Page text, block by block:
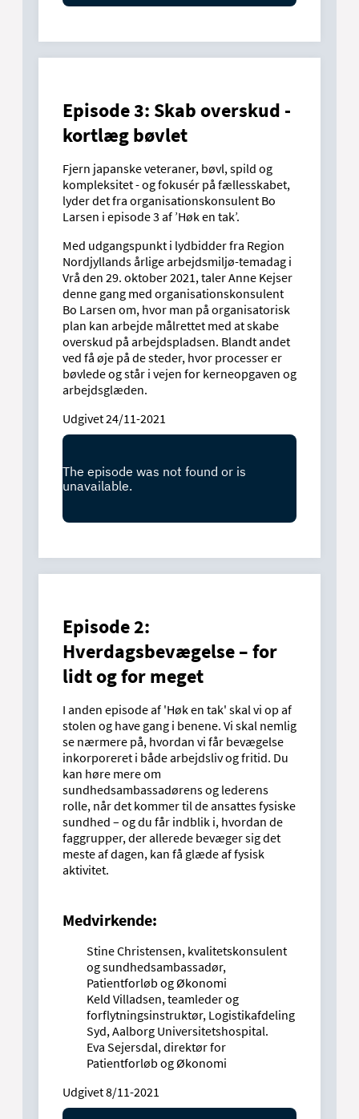
Episode 3: Skab overskud -
kortlæg bøvlet
Fjern japanske veteraner, bøvl, spild og
kompleksitet - og fokusér på fællesskabet,
lyder det fra organisationskonsulent Bo
Larsen i episode 3 af ’Høk en tak’.
Med udgangspunkt i lydbidder fra Region
Nordjyllands årlige arbejdsmiljø-temadag i
Vrå den 29. oktober 2021, taler Anne Kejser
denne gang med organisationskonsulent
Bo Larsen om, hvor man på organisatorisk
plan kan arbejde målrettet med at skabe
overskud på arbejdspladsen. Blandt andet
ved få øje på de steder, hvor processer er
bøvlede og står i vejen for kerneopgaven og
arbejdsglæden.
Udgivet 24/11-2021
Episode 2:
Hverdagsbevægelse – for
lidt og for meget
I anden episode af 'Høk en tak' skal vi op af
stolen og have gang i benene. Vi skal nemlig
se nærmere på, hvordan vi får bevægelse
inkorporeret i både arbejdsliv og fritid. Du
kan høre mere om
sundhedsambassadørens og lederens
rolle, når det kommer til de ansattes fysiske
sundhed – og du får indblik i, hvordan de
faggrupper, der allerede bevæger sig det
meste af dagen, kan få glæde af fysisk
aktivitet.
Medvirkende:
Stine Christensen, kvalitetskonsulent
og sundhedsambassadør,
Patientforløb og Økonomi
Keld Villadsen, teamleder og
forflytningsinstruktør, Logistikafdeling
Syd, Aalborg Universitetshospital.
Eva Sejersdal, direktør for
Patientforløb og Økonomi
Udgivet 8/11-2021